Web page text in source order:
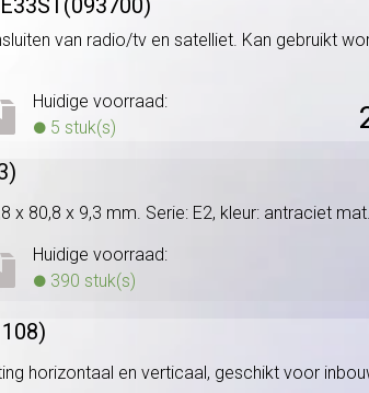
van radio/tv en satelliet. Kan gebruikt
Huidige voorraad:
5 stuk(s)
80,8 x 9,3 mm. Serie: E2, kleur: antraciet mat.
Huidige voorraad:
390 stuk(s)
horizontaal en verticaal, geschikt voor